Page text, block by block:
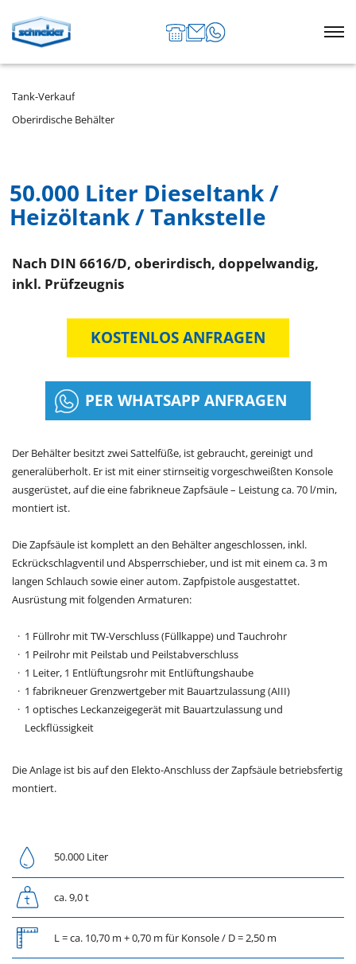
Tank-Verkauf
Oberirdische Behälter
50.000 Liter Dieseltank /
Heizöltank / Tankstelle
Nach DIN 6616/D, oberirdisch, doppelwandig,
inkl. Prüfzeugnis
KOSTENLOS ANFRAGEN
PER WHATSAPP ANFRAGEN
Der Behälter besitzt zwei Sattelfüße, ist gebraucht, gereinigt und
generalüberholt. Er ist mit einer stirnseitig vorgeschweißten Konsole
ausgerüstet, auf die eine fabrikneue Zapfsäule – Leistung ca. 70 l/min,
montiert ist.
Die Zapfsäule ist komplett an den Behälter angeschlossen, inkl.
Eckrückschlagventil und Absperrschieber, und ist mit einem ca. 3 m
langen Schlauch sowie einer autom. Zapfpistole ausgestattet.
Ausrüstung mit folgenden Armaturen:
1 Füllrohr mit TW-Verschluss (Füllkappe) und Tauchrohr
1 Peilrohr mit Peilstab und Peilstabverschluss
1 Leiter, 1 Entlüftungsrohr mit Entlüftungshaube
1 fabrikneuer Grenzwertgeber mit Bauartzulassung (AIII)
1 optisches Leckanzeigegerät mit Bauartzulassung und
Leckflüssigkeit
Die Anlage ist bis auf den Elekto-Anschluss der Zapfsäule betriebsfertig
montiert.
50.000 Liter
ca. 9,0 t
L = ca. 10,70 m + 0,70 m für Konsole / D = 2,50 m